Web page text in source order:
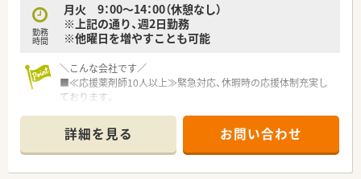
勤務
時間
月火 9：00～14：00（休憩なし）
※上記の通り、週2日勤務
※他曜日を増やすことも可能
＼こんな会社です／
■≪応援薬剤師10人以上≫緊急対応、休暇時の応援体制充実し
ております。
■年間離職率一桁なので働きやすい環境が整っています。
■ご希望があれば転勤も可能♪
生活環境の変化等による転勤希望お気軽にご相談ください
■ドクターとの関係性を重視し、医院との関係も良好です。
詳細を見る お問い合わせ